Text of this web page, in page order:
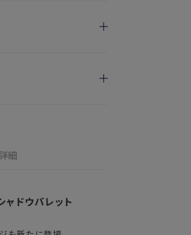
3〜4日
細
ドウパレット